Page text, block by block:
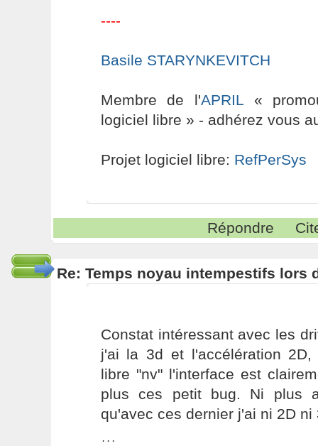
----
Basile STARYNKEVITCH
Membre de l'APRIL «
logiciel libre » - adhérez vous
Projet logiciel libre: RefPerSys
Répondre
Re: Temps noyau intempestifs lors
Constat intéressant avec les
j'ai la 3d et l'accélération
libre "nv" l'interface est
plus ces petit bug. Ni plus
qu'avec ces dernier j'ai ni 2D ni
...